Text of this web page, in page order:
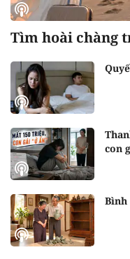
Tìm hoài chàng
con
Bình